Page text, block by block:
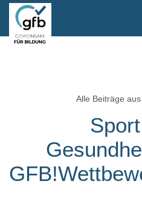
Alle Beiträge